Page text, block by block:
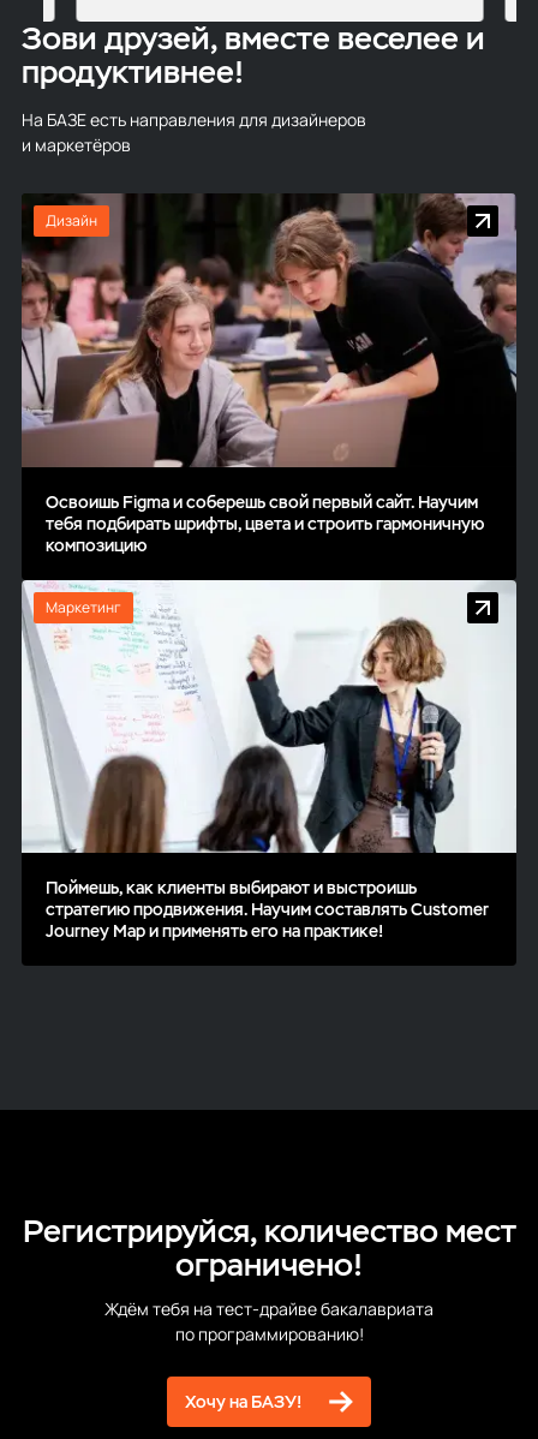
Зови друзей, вместе веселее и
продуктивнее!
На БАЗЕ есть направления для дизайнеров
и маркетёров
Дизайн
Освоишь Figma и соберешь свой первый сайт. Научим
тебя подбирать шрифты, цвета и строить гармоничную
композицию
Маркетинг
Поймешь, как клиенты выбирают и выстроишь
стратегию продвижения. Научим составлять Customer
Journey Map и применять его на практике!
Регистрируйся, количество мест
ограничено!
Ждём тебя на тест-драйве бакалавриата
по программированию!
Хочу на БАЗУ!